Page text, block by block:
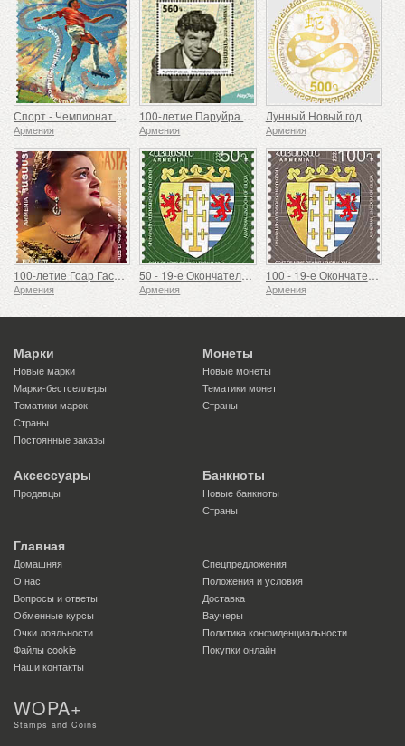
Спорт - Чемпионат Европы по футболу, Евро
Армения
100-летие Паруйра Севака
Армения
Лунный Новый год
Армения
100-летие Гоар Гаспарян
Армения
50 - 19-е Окончательное Издание, Армянские Гербы
Армения
100 - 19-е Окончательное Издание, Армянские Гербы
Армения
Марки
Новые марки
Марки-бестселлеры
Тематики марок
Страны
Постоянные заказы
Монеты
Новые монеты
Тематики монет
Страны
Аксессуары
Продавцы
Банкноты
Новые банкноты
Страны
Главная
Домашняя
Спецпредложения
О нас
Положения и условия
Вопросы и ответы
Доставка
Обменные курсы
Ваучеры
Очки лояльности
Политика конфиденциальности
Файлы сookie
Покупки онлайн
Наши контакты
WOPA+
Stamps and Coins